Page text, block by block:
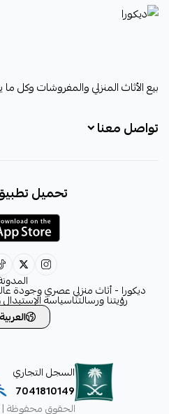
ديكورا
بيع الأثاث المنزلي والمفروشات وكل
تواصل معنا
decora6586@gmail.com
تحميل
ديكورا - أثاث منزلي عصري وجودة
رؤيتنا ورسالتناسياسة الإستبدال
العربية
السجل التجاري
7041810149
الحقوق محفوظة |